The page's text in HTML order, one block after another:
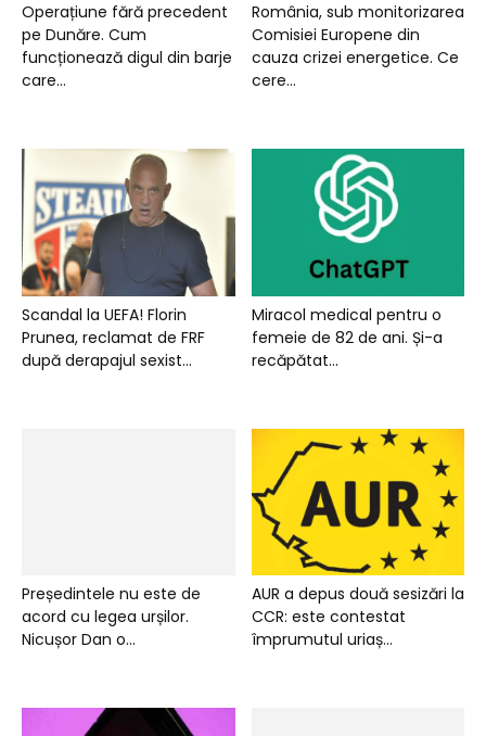
Operațiune fără precedent
pe Dunăre. Cum
funcționează digul din barje
care...
România, sub monitorizarea
Comisiei Europene din
cauza crizei energetice. Ce
cere...
Scandal la UEFA! Florin
Prunea, reclamat de FRF
după derapajul sexist...
Miracol medical pentru o
femeie de 82 de ani. Și-a
recăpătat...
Președintele nu este de
acord cu legea urșilor.
Nicușor Dan o...
AUR a depus două sesizări la
CCR: este contestat
împrumutul uriaș...